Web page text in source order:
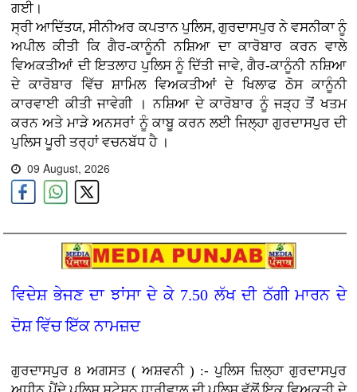
ਗਈ।
ਸ੍ਰੀ ਆਦਿੱਤਯ, ਸੀਨੀਅਰ ਕਪਤਾਨ ਪੁਲਿਸ, ਗੁਰਦਾਸਪੁਰ ਨੇ ਵਸਨੀਕਾ ਨੂੰ
ਅਪੀਲ ਕੀਤੀ ਕਿ ਗੈਰ-ਕਾਨੂੰਨੀ ਨਸ਼ਿਆ ਦਾ ਕਾਰੋਬਾਰ ਕਰਨ ਵਾਲੇ
ਵਿਅਕਤੀਆਂ ਦੀ ਇਤਲਾਹ ਪੁਲਿਸ ਨੂੰ ਦਿੱਤੀ ਜਾਵੇ, ਗੈਰ-ਕਾਨੂੰਨੀ ਨਸ਼ਿਆ
ਦੇ ਕਾਰੋਬਾਰ ਵਿੱਚ ਸ਼ਾਮਿਲ ਵਿਅਕਤੀਆਂ ਦੇ ਖਿਲਾਫ ਠੋਸ ਕਾਨੂੰਨੀ
ਕਾਰਵਾਈ ਕੀਤੀ ਜਾਵੇਗੀ । ਨਸ਼ਿਆ ਦੇ ਕਾਰੋਬਾਰ ਨੂੰ ਜੜ੍ਹ ਤੋਂ ਖਤਮ
ਕਰਨ ਅਤੇ ਮਾੜੇ ਅਨਸਰਾਂ ਨੂੰ ਕਾਬੂ ਕਰਨ ਲਈ ਜਿਲ੍ਹਾ ਗੁਰਦਾਸਪੁਰ ਦੀ
ਪੁਲਿਸ ਪੂਰੀ ਤਰ੍ਹਾਂ ਵਚਨਬੱਧ ਹੈ ।
09 August, 2026
ਵਿਦੇਸ਼ ਭੇਜਣ ਦਾ ਝਾਂਸਾ ਦੇ ਕੇ 7.50 ਲੱਖ ਦੀ ਠੱਗੀ ਮਾਰਨ ਦੇ
ਦੋਸ਼ ਵਿੱਚ ਇੱਕ ਨਾਮਜ਼ਦ
ਗੁਰਦਾਸਪੁਰ 8 ਅਗਸਤ ( ਅਸ਼ਵਨੀ ) :- ਪੁਲਿਸ ਜ਼ਿਲ੍ਹਾ ਗੁਰਦਾਸਪੁਰ